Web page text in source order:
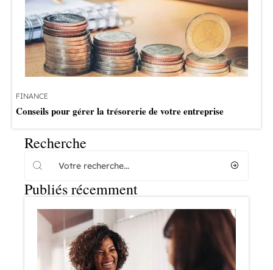
FINANCE
Conseils pour gérer la trésorerie de votre entreprise
Recherche
Publiés récemment